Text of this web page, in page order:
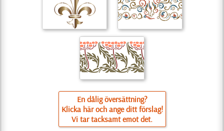
En dålig översättning?
Klicka här och ange ditt förslag!
Vi tar tacksamt emot det.